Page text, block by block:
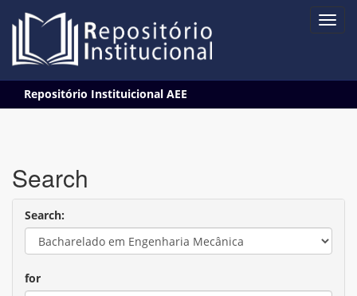
navigation
Repositório Instituicional AEE
Search
Search:
for